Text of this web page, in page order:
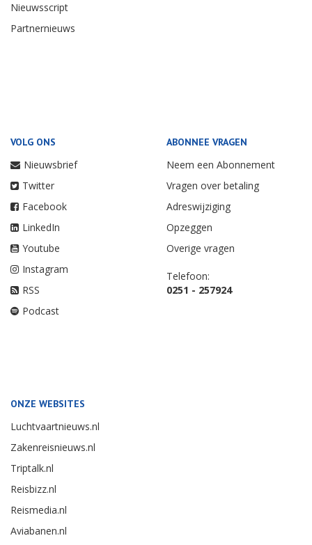
Nieuwsscript
Partnernieuws
VOLG ONS
Nieuwsbrief
Twitter
Facebook
LinkedIn
Youtube
Instagram
RSS
Podcast
ABONNEE VRAGEN
Neem een Abonnement
Vragen over betaling
Adreswijziging
Opzeggen
Overige vragen
Telefoon:
0251 - 257924
ONZE WEBSITES
Luchtvaartnieuws.nl
Zakenreisnieuws.nl
Triptalk.nl
Reisbizz.nl
Reismedia.nl
Aviabanen.nl